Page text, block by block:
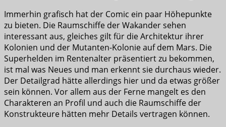
Immerhin grafisch hat der Comic ein paar Höhepunkte
zu bieten. Die Raumschiffe der Wakander sehen
interessant aus, gleiches gilt für die Architektur ihrer
Kolonien und der Mutanten-Kolonie auf dem Mars. Die
Superhelden im Rentenalter präsentiert zu bekommen,
ist mal was Neues und man erkennt sie durchaus wieder.
Der Detailgrad hätte allerdings hier und da etwas größer
sein können. Vor allem aus der Ferne mangelt es den
Charakteren an Profil und auch die Raumschiffe der
Konstrukteure hätten mehr Details vertragen können.